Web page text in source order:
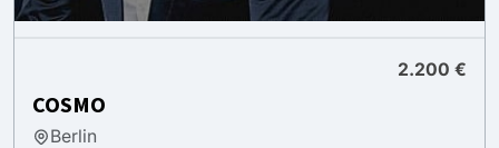
2.200 €
COSMO
Berlin